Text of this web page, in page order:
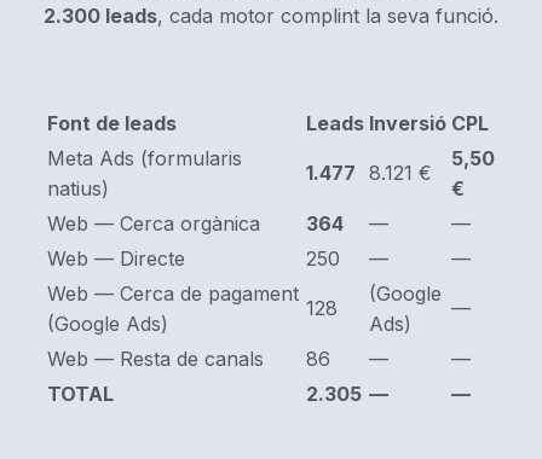
2.300 leads, cada motor complint la seva funció.
Font de leads Leads Inversió CPL
Meta Ads (formularis
natius)
1.477 8.121 €
5,50
€
Web — Cerca orgànica
364 —
—
Web — Directe
250 —
—
Web — Cerca de pagament
(Google Ads)
128
(Google
Ads)
—
Web — Resta de canals 86 —
—
TOTAL
2.305 — —